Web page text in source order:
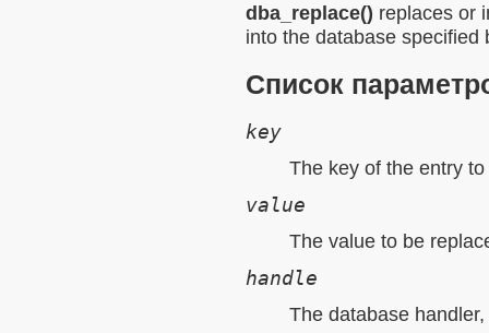
dba_replace() replaces or
into the database specified
Список
key
The key of the entry
value
The value to be
handle
The database